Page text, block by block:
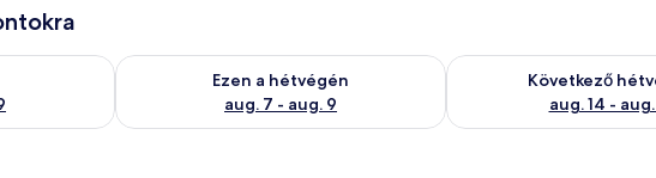
ellenőrzése: aug. 8 - aug. 9
Ezen a hétvégén
aug. 7 - aug. 9
A mostani hétvégi rendelkezésre állás ellenőrzése: aug. 7 - aug.
Következő
aug. 14 - aug.
A következő hétvégi